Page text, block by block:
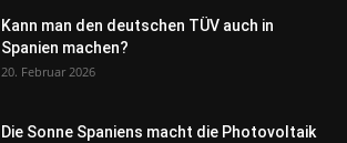
Kann man den deutschen TÜV auch in
Spanien machen?
20. Februar 2026
Die Sonne Spaniens macht die Photovoltaik